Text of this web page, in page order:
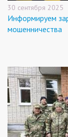
30 сентября 2025
Информируем
мошенничества